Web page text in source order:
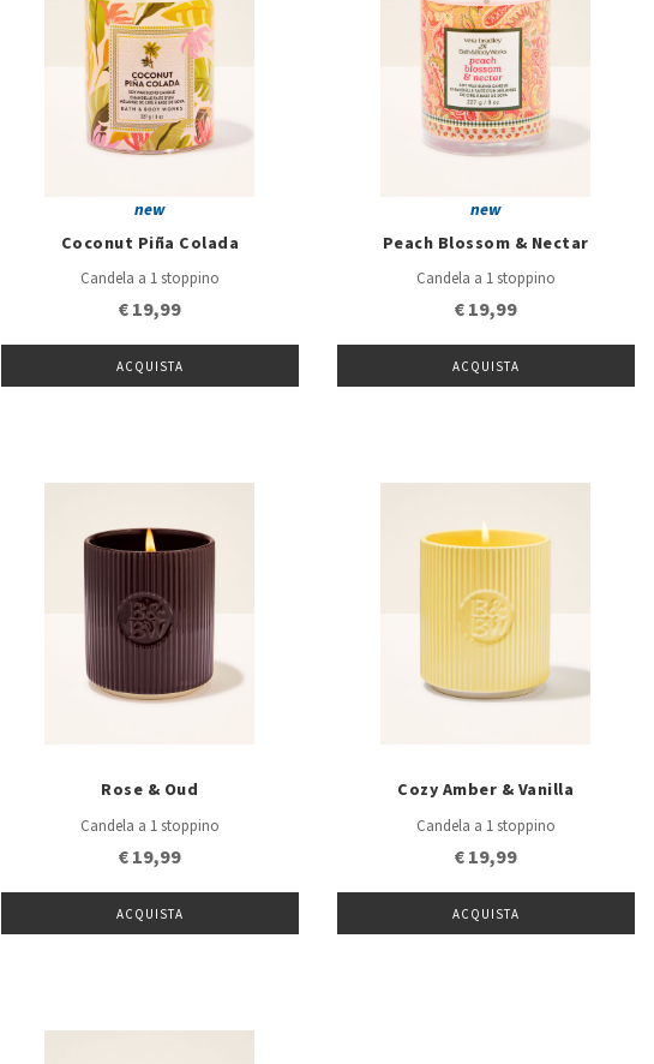
new
Coconut Piña Colada
Candela a 1 stoppino
€ 19,99
ACQUISTA
new
Peach Blossom & Nectar
Candela a 1 stoppino
€ 19,99
ACQUISTA
Rose & Oud
Candela a 1 stoppino
€ 19,99
ACQUISTA
Cozy Amber & Vanilla
Candela a 1 stoppino
€ 19,99
ACQUISTA